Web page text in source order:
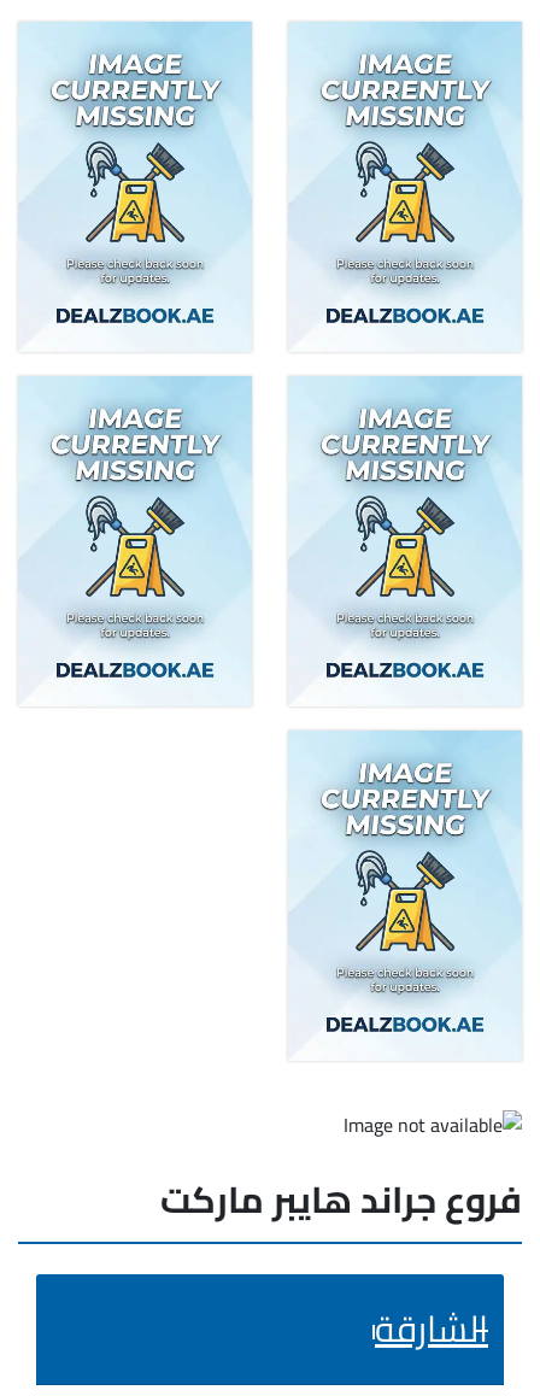
فروع جراند هايبر ماركت
الشارقة